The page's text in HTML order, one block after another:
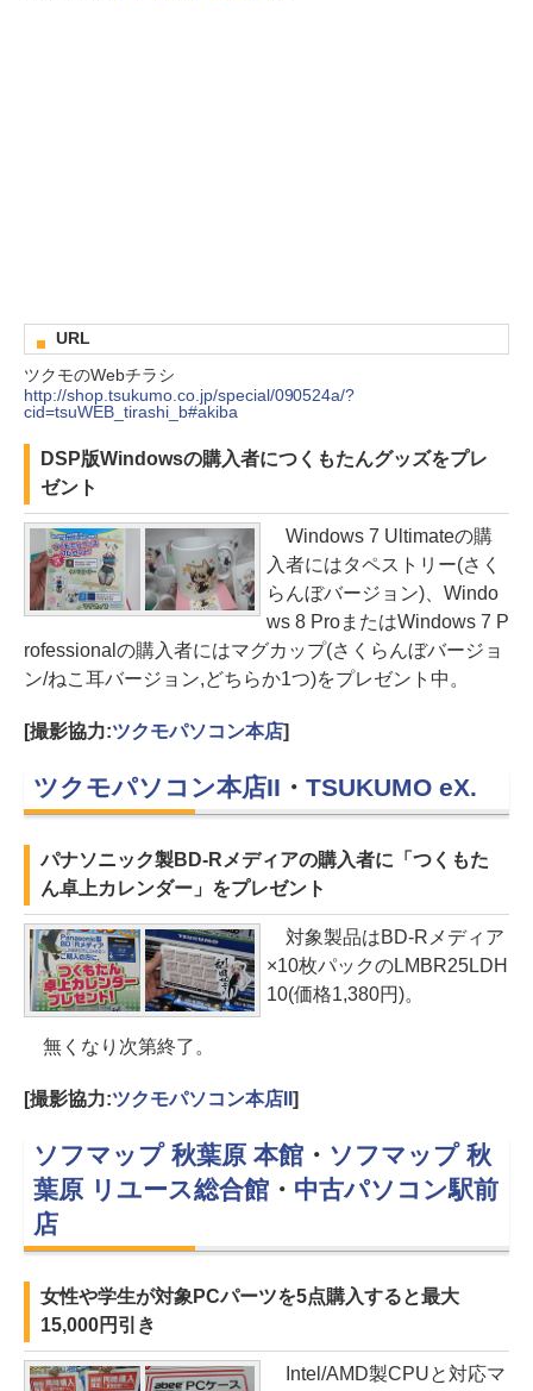
URL
ツクモのWebチラシ
http://shop.tsukumo.co.jp/special/090524a/?
cid=tsuWEB_tirashi_b#akiba
DSP版Windowsの購入者につくもたんグッズをプレ
ゼント
Windows 7 Ultimateの購
入者にはタペストリー(さく
らんぼバージョン)、Windo
ws 8 ProまたはWindows 7 P
rofessionalの購入者にはマグカップ(さくらんぼバージョ
ン/ねこ耳バージョン,どちらか1つ)をプレゼント中。
[撮影協力:ツクモパソコン本店]
ツクモパソコン本店II ・ TSUKUMO eX.
パナソニック製BD-Rメディアの購入者に「つくもた
ん卓上カレンダー」をプレゼント
対象製品はBD-Rメディア
×10枚パックのLMBR25LDH
10(価格1,380円)。
無くなり次第終了。
[撮影協力:ツクモパソコン本店II ]
ソフマップ 秋葉原 本館・ ソフマップ 秋
葉原 リユース総合館・ 中古パソコン駅前
店
女性や学生が対象PCパーツを5点購入すると最大
15,000円引き
Intel/AMD製CPUと対応マ